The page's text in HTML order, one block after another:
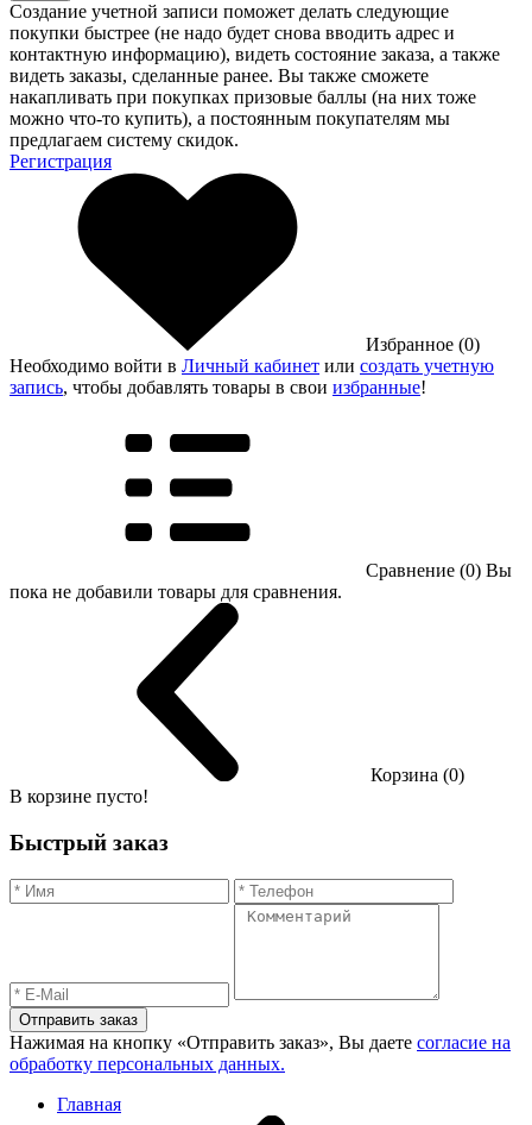
Создание учетной записи поможет делать следующие
покупки быстрее (не надо будет снова вводить адрес и
контактную информацию), видеть состояние заказа, а также
видеть заказы, сделанные ранее. Вы также сможете
накапливать при покупках призовые баллы (на них тоже
можно что-то купить), а постоянным покупателям мы
предлагаем систему скидок.
Регистрация
Избранное (0)
Необходимо войти в Личный кабинет или создать учетную
запись, чтобы добавлять товары в свои избранные!
Сравнение (0) Вы
пока не добавили товары для сравнения.
Корзина (0)
В корзине пусто!
Быстрый заказ
Отправить заказ
Нажимая на кнопку «Отправить заказ», Вы даете согласие на
обработку персональных данных.
Главная